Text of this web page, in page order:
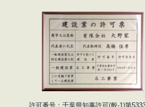
許可番号：千葉県知事許可(般-1)第